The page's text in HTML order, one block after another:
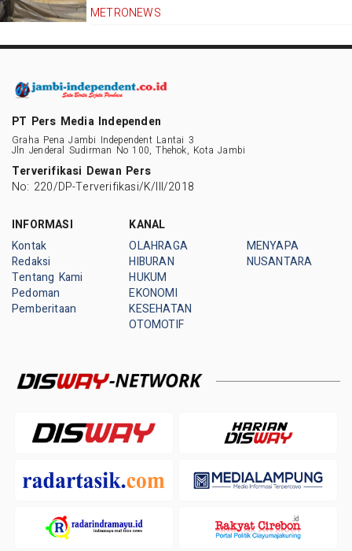
METRONEWS
PT Pers Media Independen
Graha Pena Jambi Independent Lantai 3
Jln Jenderal Sudirman No 100, Thehok, Kota Jambi
Terverifikasi Dewan Pers
No: 220/DP-Terverifikasi/K/III/2018
INFORMASI
Kontak
Redaksi
Tentang Kami
Pedoman
Pemberitaan
KANAL
OLAHRAGA
HIBURAN
HUKUM
EKONOMI
KESEHATAN
OTOMOTIF
MENYAPA
NUSANTARA